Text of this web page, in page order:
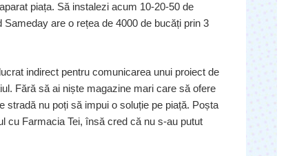
piața. Să instalezi acum 10-20-50 de
are o rețea de 4000 de bucăți prin 3
indirect pentru comunicarea unui proiect de
Fără să ai niște magazine mari care să ofere
nu poți să impui o soluție pe piață. Poșta
cu Farmacia Tei, însă cred că nu s-au putut